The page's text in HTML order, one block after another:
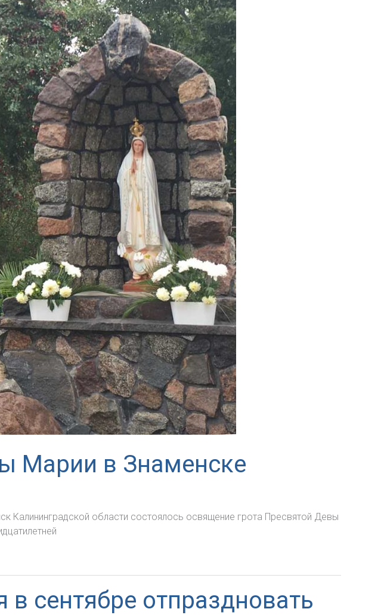
Марии в Знаменске
Калининградской области состоялось освящение грота Пресвятой Девы
сентябре отпраздновать